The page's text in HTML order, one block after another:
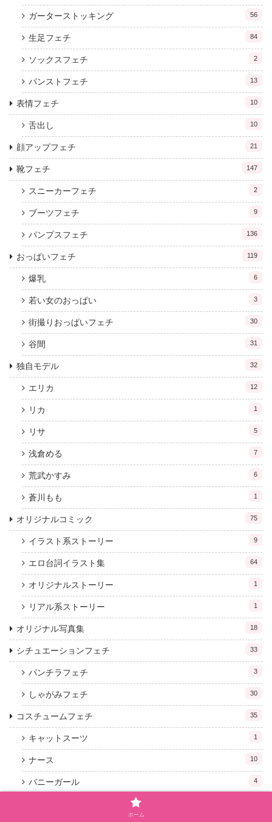
ガーターストッキング 56
生足フェチ 84
ソックスフェチ 2
パンストフェチ 13
表情フェチ 10
舌出し 10
顔アップフェチ 21
靴フェチ 147
スニーカーフェチ 2
ブーツフェチ 9
パンプスフェチ 136
おっぱいフェチ 119
爆乳 6
若い女のおっぱい 3
街撮りおっぱいフェチ 30
谷間 31
独自モデル 32
エリカ 12
リカ 1
リサ 5
浅倉める 7
荒武かすみ 6
蒼川もも 1
オリジナルコミック 75
イラスト系ストーリー 9
エロ台詞イラスト集 64
オリジナルストーリー 1
リアル系ストーリー 1
オリジナル写真集 18
シチュエーションフェチ 33
パンチラフェチ 3
しゃがみフェチ 30
コスチュームフェチ 35
キャットスーツ 1
ナース 10
バニーガール 4
ホーム